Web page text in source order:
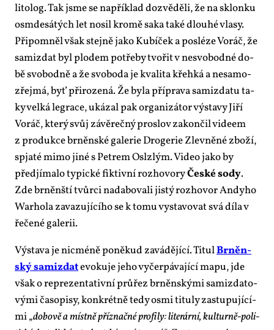
li­to­log. Tak jsme se na­pří­klad do­zvě­dě­li, že na sklon­ku
osm­de­sá­tých let no­sil kro­mě saka ta­ké dlou­hé vla­sy.
Při­po­mněl však stej­ně ja­ko Kubí­ček a po­slé­ze Vo­ráč, že
sa­mizdat byl plo­dem po­tře­by tvo­řit v ne­svo­bod­né do­
bě svo­bod­ně a že svo­bo­da je kva­li­ta křeh­ká a ne­sa­mo­
zřej­má, byť při­ro­ze­ná. Že by­la pří­pra­va sa­mizda­tu ta­
ky vel­ká legra­ce, uká­zal pak or­ga­ni­zá­tor vý­sta­vy Ji­ří
Vo­ráč, kte­rý svůj zá­vě­reč­ný pro­slov za­kon­čil vi­deem
z pro­duk­ce br­něn­ské ga­le­rie Dro­ge­rie Zlev­ně­né zbo­ží,
spja­té mi­mo ji­né s Pe­trem Oslz­lým. Vi­deo ja­ko by
před­jí­ma­lo ty­pic­ké fik­tiv­ní roz­ho­vo­ryČes­ké so­dy.
Zde br­něn­ští tvůr­ci na­da­bo­va­li jis­tý roz­ho­vor An­dy­ho
War­ho­la za­va­zu­jí­cí­ho se k to­mu vy­sta­vo­vat svá dí­la v
ře­če­né ga­le­rii.
Vý­sta­va je nicmé­ně po­ně­kud za­vá­dě­jí­cí. Ti­tulBr­něn­
ský sa­mizdatevo­ku­je je­ho vy­čer­pá­va­jí­cí ma­pu, jde
však o re­pre­zen­ta­tiv­ní prů­řez br­něn­ský­mi sa­mizda­to­
vý­mi ča­so­pi­sy, kon­krét­ně te­dy os­mi ti­tu­ly za­stu­pu­jí­cí­
mi „do­bo­vě a míst­ně pří­znač­né pro­fi­ly: li­te­rár­ní, kul­tur­ně-po­li­